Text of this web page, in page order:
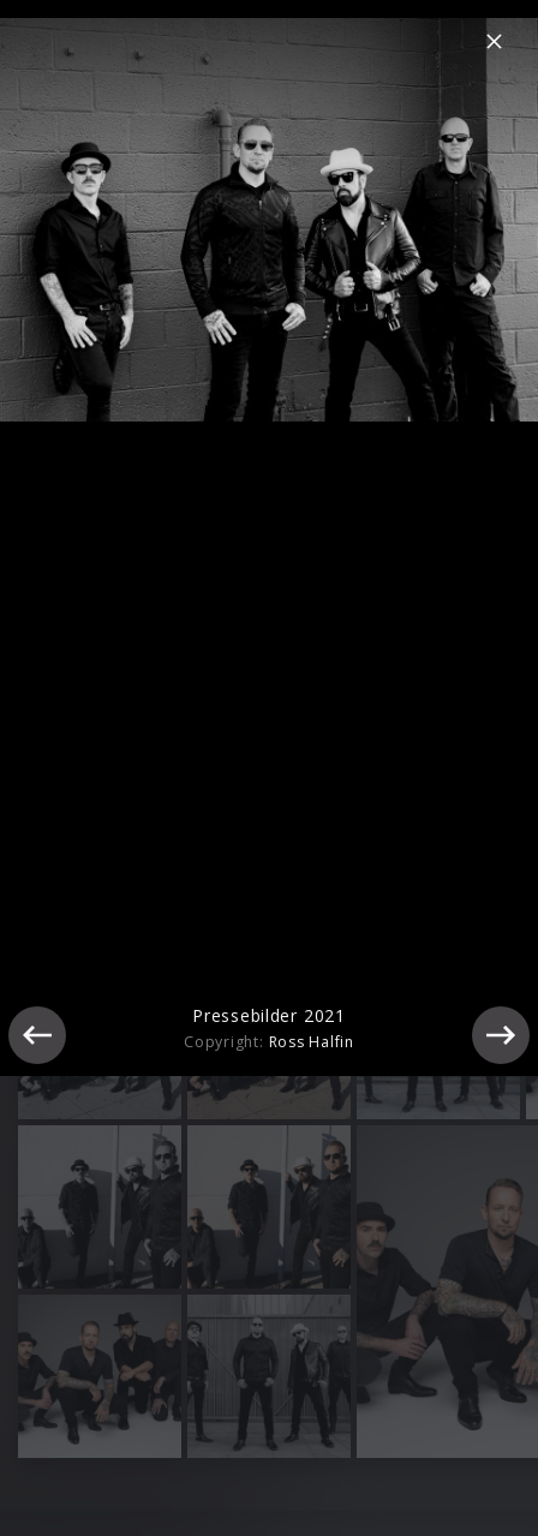
Menu
Volbeat
Home News Musik Videos Fotos Biografie
Pressefotos 2026
Pressebilder 2021
Copyright: Ross Halfin